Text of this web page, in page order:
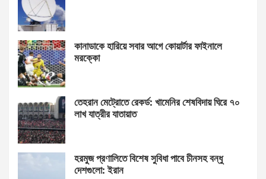
কানাডাকে হারিয়ে সবার আগে কোয়ার্টার ফাইনালে
মরক্কো
তেহরান মেট্রোতে রেকর্ড: খামেনির শেষবিদায় ঘিরে ৭০
লাখ যাত্রীর যাতায়াত
হরমুজ প্রণালিতে বিশেষ সুবিধা পাবে চীনসহ বন্ধু
দেশগুলো: ইরান